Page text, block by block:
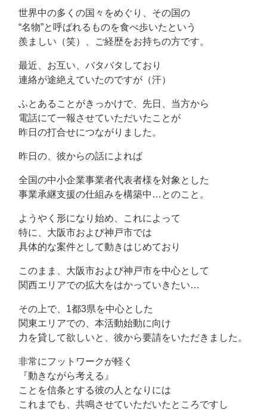
世界中の多くの国々をめぐり、その国の
“名物”と呼ばれるものを食べ歩いたという
羨ましい（笑）、ご経歴をお持ちの方です。
最近、お互い、バタバタしており
連絡が途絶えていたのですが（汗）
ふとあることがきっかけで、先日、当方から
電話にて一報させていただいたことが
昨日の打合せにつながりました。
昨日の、彼からの話によれば
全国の中小企業事業者代表者様を対象とした
事業承継支援の仕組みを構築中…とのこと。
ようやく形になり始め、これによって
特に、大阪市および神戸市では
具体的な案件として動きはじめており
このまま、大阪市および神戸市を中心として
関西エリアでの拡大をはかっていきたい…
その上で、1都3県を中心とした
関東エリアでの、本活動始動に向け
力を貸して欲しいと、彼から要請をいただきました。
非常にフットワークが軽く
『動きながら考える』
ことを信条とする彼の人となりには
これまでも、共鳴させていただいたところですし